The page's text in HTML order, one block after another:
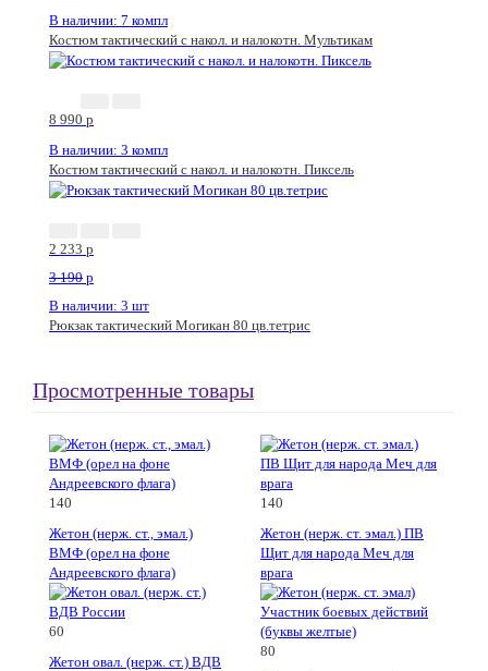
В наличии: 7 компл
Костюм тактический с накол. и налокотн. Мультикам
8 990 p
В наличии: 3 компл
Костюм тактический с накол. и налокотн. Пиксель
2 233 p
3 190 p
В наличии: 3 шт
Рюкзак тактический Могикан 80 цв.тетрис
Просмотренные товары
140
Жетон (нерж. ст., эмал.)
ВМФ (орел на фоне
Андреевского флага)
140
Жетон (нерж. ст. эмал.) ПВ
Щит для народа Меч для
врага
60
Жетон овал. (нерж. ст.) ВДВ
80